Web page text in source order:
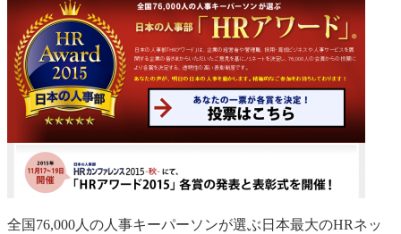
全国76,000人の人事キーパーソンが選ぶ日本最大のHRネッ